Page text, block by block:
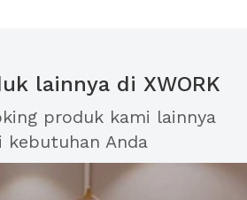
lainnya di XWORK
produk kami lainnya
kebutuhan Anda